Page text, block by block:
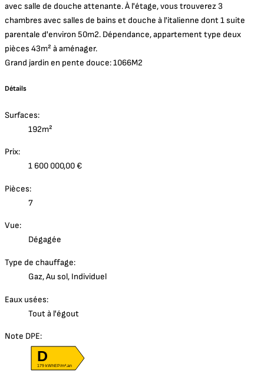
avec salle de douche attenante. À l'étage, vous trouverez 3
chambres avec salles de bains et douche à l'italienne dont 1 suite
parentale d'environ 50m2. Dépendance, appartement type deux
pièces 43m² à aménager.
Grand jardin en pente douce: 1066M2
Détails
Surfaces:
192m²
Prix:
1 600 000,00 €
Pièces:
7
Vue:
Dégagée
Type de chauffage:
Gaz, Au sol, Individuel
Eaux usées:
Tout à l'égout
Note DPE:
D
179 kWhEP/m².an